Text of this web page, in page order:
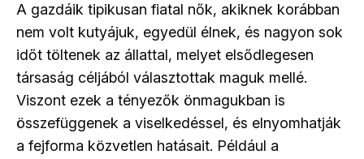
A gazdáik tipikusan fiatal nők, akiknek korábban
nem volt kutyájuk, egyedül élnek, és nagyon sok
időt töltenek az állattal, melyet elsődlegesen
társaság céljából választottak maguk mellé.
Viszont ezek a tényezők önmagukban is
összefüggenek a viselkedéssel, és elnyomhatják
a fejforma közvetlen hatásait. Például a